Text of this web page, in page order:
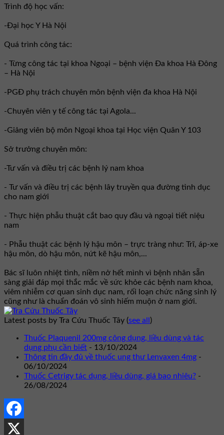
Trình độ học vấn:
-Đại học Y Hà Nội
Quá trình công tác:
- Từng công tác tại khoa Ngoại – bệnh viện Đa khoa Hà Đông
– Hà Nội
-PGĐ phụ trách chuyên môn bệnh viện đa khoa Hà Nội
-Chuyên viên y tế công tác tại Agola...
-Giảng viên bộ môn Ngoại khoa tại Học viện Quân Y 103
Sở trưởng chuyên môn:
-Tư vấn và điều trị các bệnh lý nam khoa
- Tư vấn và điều trị các bệnh lây truyền qua đường tình dục
cho nam giới
- Thực hiện phẫu thuật cắt bao quy đầu và ngoại tiết niệu
nam
- Phẫu thuật các bệnh lý hậu môn – trực tràng như: Trĩ, áp-xe
hậu môn, dò hậu môn, nứt kẽ hậu môn,...
Bác sĩ luôn nhiệt tình, niềm nở hết mình vì bệnh nhân sẵn
sàng giải đáp mọi thắc mắc về sức khỏe các bệnh nam khoa,
viêm nhiễm cơ quan sinh dục nam, rối loạn chức năng sinh lý
cũng như là chuẩn đoán vô sinh hiếm muộn ở nam giới.
Latest posts by Tra Cứu Thuốc Tây (see all )
Thuốc Plaquenil 200mg công dụng, liều dùng và tác
dụng phụ cần biết - 13/10/2024
Thông tin đầy đủ về thuốc ung thư Lenvaxen 4mg -
06/10/2024
Thuốc Cetrigy tác dụng, liều dùng, giá bao nhiêu? -
26/08/2024